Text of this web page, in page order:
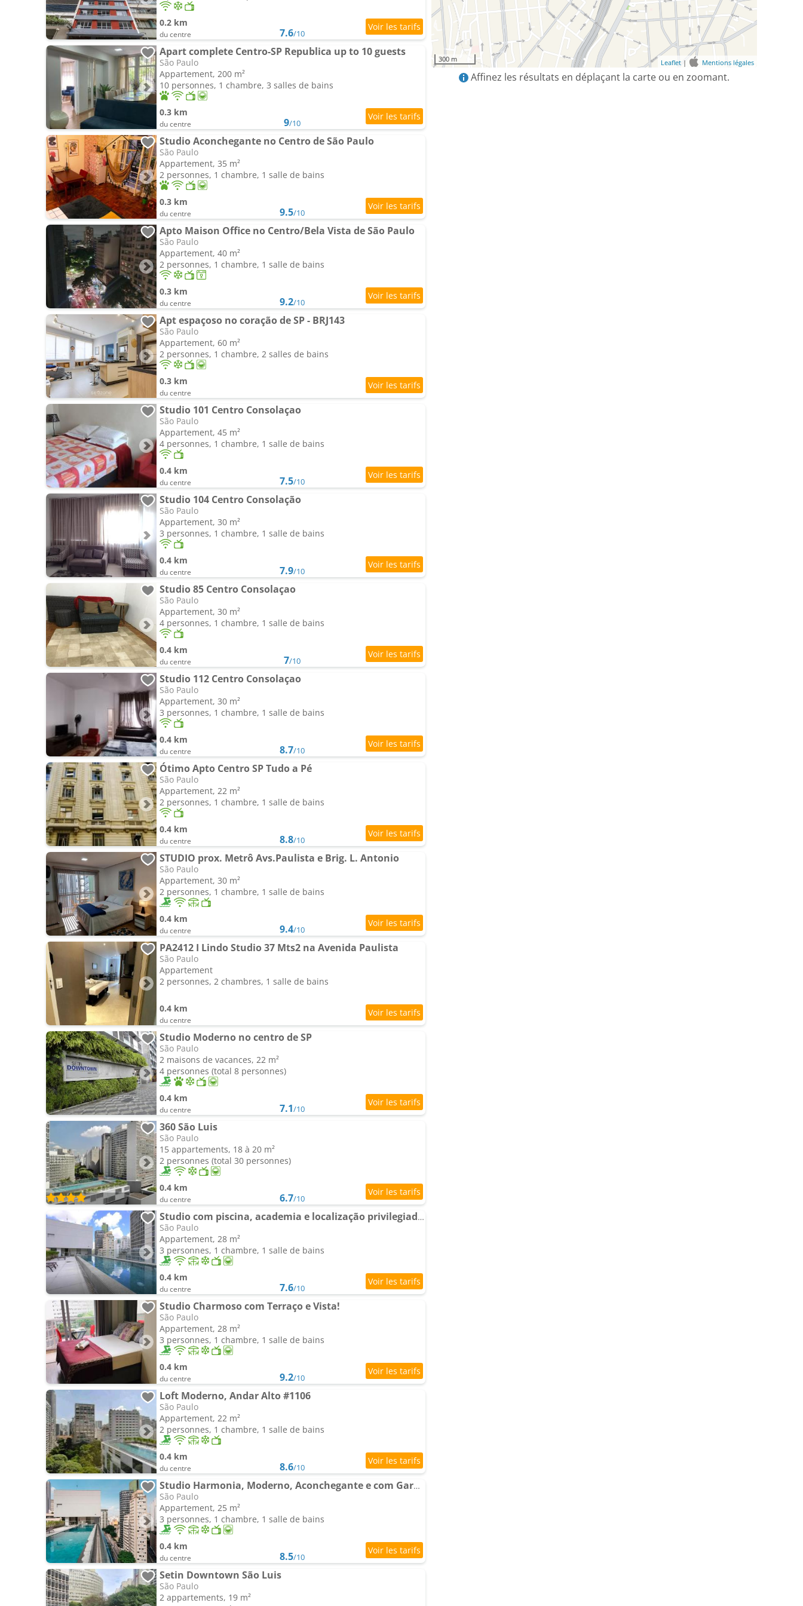
0.2 km
du centre 7.6/10
Apart complete Centro-SP Republica up to 10 guests
São Paulo
Appartement, 200 m²
10 personnes, 1 chambre, 3 salles de bains
0.3 km
du centre 9/10
Studio Aconchegante no Centro de São Paulo
São Paulo
Appartement, 35 m²
2 personnes, 1 chambre, 1 salle de bains
0.3 km
du centre 9.5/10
Apto Maison Office no Centro/Bela Vista de São Paulo
São Paulo
Appartement, 40 m²
2 personnes, 1 chambre, 1 salle de bains
0.3 km
du centre 9.2/10
Apt espaçoso no coração de SP - BRJ143
São Paulo
Appartement, 60 m²
2 personnes, 1 chambre, 2 salles de bains
0.3 km
du centre
Studio 101 Centro Consolaçao
São Paulo
Appartement, 45 m²
4 personnes, 1 chambre, 1 salle de bains
0.4 km
du centre 7.5/10
Studio 104 Centro Consolação
São Paulo
Appartement, 30 m²
3 personnes, 1 chambre, 1 salle de bains
0.4 km
du centre 7.9/10
Studio 85 Centro Consolaçao
São Paulo
Appartement, 30 m²
4 personnes, 1 chambre, 1 salle de bains
0.4 km
du centre 7/10
Studio 112 Centro Consolaçao
São Paulo
Appartement, 30 m²
3 personnes, 1 chambre, 1 salle de bains
0.4 km
du centre 8.7/10
Ótimo Apto Centro SP Tudo a Pé
São Paulo
Appartement, 22 m²
2 personnes, 1 chambre, 1 salle de bains
0.4 km
du centre 8.8/10
STUDIO prox. Metrô Avs.Paulista e Brig. L. Antonio
São Paulo
Appartement, 30 m²
2 personnes, 1 chambre, 1 salle de bains
0.4 km
du centre 9.4/10
PA2412 I Lindo Studio 37 Mts2 na Avenida Paulista
São Paulo
Appartement
2 personnes, 2 chambres, 1 salle de bains
0.4 km
du centre
Studio Moderno no centro de SP
São Paulo
2 maisons de vacances, 22 m²
4 personnes (total 8 personnes)
0.4 km
du centre 7.1/10
360 São Luis
São Paulo
15 appartements, 18 à 20 m²
2 personnes (total 30 personnes)
0.4 km
du centre 6.7/10
Studio com piscina, academia e localização privilegiada! 1116 - Aconchegante e completo
São Paulo
Appartement, 28 m²
3 personnes, 1 chambre, 1 salle de bains
0.4 km
du centre 7.6/10
Studio Charmoso com Terraço e Vista!
São Paulo
Appartement, 28 m²
3 personnes, 1 chambre, 1 salle de bains
0.4 km
du centre 9.2/10
Loft Moderno, Andar Alto #1106
São Paulo
Appartement, 22 m²
2 personnes, 1 chambre, 1 salle de bains
0.4 km
du centre 8.6/10
Studio Harmonia, Moderno, Aconchegante e com Garagem
São Paulo
Appartement, 25 m²
3 personnes, 1 chambre, 1 salle de bains
0.4 km
du centre 8.5/10
Setin Downtown São Luis
São Paulo
2 appartements, 19 m²
300 m Leaflet | Mentions légales
Affinez les résultats en déplaçant la carte ou en zoomant.